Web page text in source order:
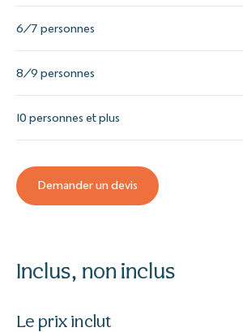
6/7 personnes
8/9 personnes
10 personnes et plus
Demander un devis
Inclus, non inclus
Le prix inclut